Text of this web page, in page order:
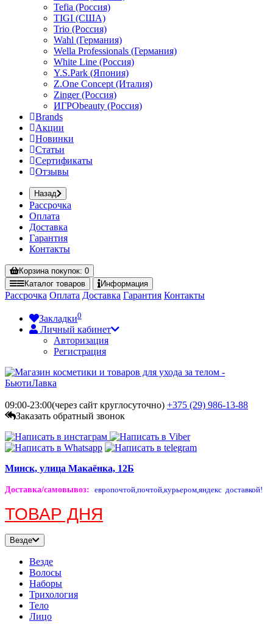
Tefia (Россия)
TIGI (США)
Trio (Россия)
Wahl (Германия)
Wella Professionals (Германия)
White Line (Россия)
Y.S.Park (Япония)
Z.One Concept (Италия)
Zinger (Россия)
ИГРОbeauty (Россия)
Brands
Акции
Новинки
Статьи
Сертификаты
Отзывы
Назад
Рассрочка
Оплата
Доставка
Гарантия
Контакты
Корзинапокупок: 0
Каталог товаров Информация
Рассрочка Оплата Доставка Гарантия Контакты
Закладки0
Личный кабинет
Авторизация
Регистрация
09:00-23:00(через сайт круглосуточно) +375 (29) 986-13-88
Заказать обратный звонок
Минск, улица Макаёнка, 12Б
Доставка/самовывоз: европочтой,почтой,курьером,яндекс доставкой!
ТОВАР ДНЯ
Везде
Везде
Волосы
Наборы
Трихология
Тело
Лицо